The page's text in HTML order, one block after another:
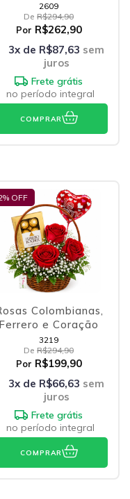
2609
De R$294,90
Por R$262,90
3x de R$87,63 sem
juros
Frete grátis
no período integral
COMPRAR
% OFF
Colombianas,
Ferrero e Coração
3219
De R$294,90
Por R$199,90
3x de R$66,63 sem
juros
Frete grátis
no período integral
COMPRAR